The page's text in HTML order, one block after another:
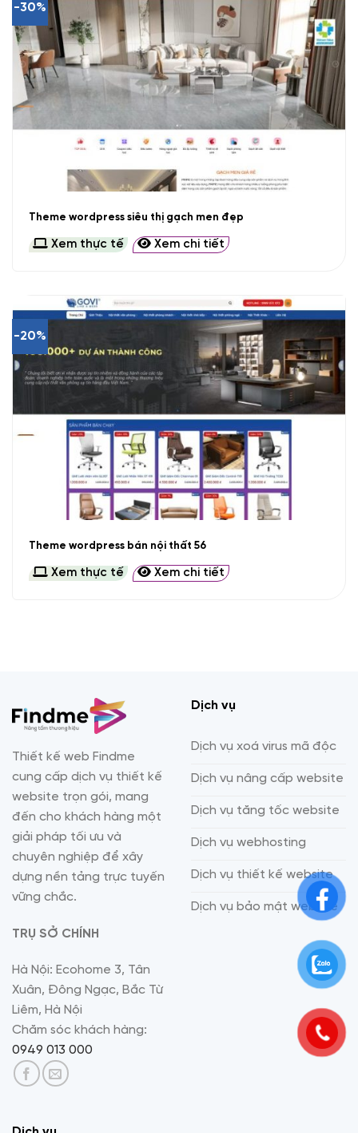
-30%
Theme wordpress siêu thị gạch men đẹp
Xem thực tế Xem chi tiết
-20%
Theme wordpress bán nội thất 56
Xem thực tế Xem chi tiết
Thiết kế web Findme
cung cấp dịch vụ thiết kế
website trọn gói, mang
đến cho khách hàng một
giải pháp tối ưu và
chuyên nghiệp để xây
dựng nền tảng trực tuyến
vững chắc.
TRỤ SỞ CHÍNH
Hà Nội: Ecohome 3, Tân
Xuân, Đông Ngạc, Bắc Từ
Liêm, Hà Nội
Chăm sóc khách hàng:
0949 013 000
Dịch vụ
Dịch vụ xoá virus mã độc
Dịch vụ nâng cấp website
Dịch vụ tăng tốc website
Dịch vụ webhosting
Dịch vụ thiết kế website
Dịch vụ bảo mật website